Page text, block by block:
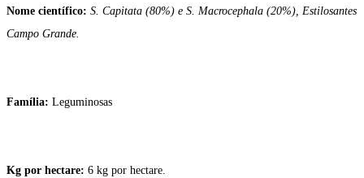
Nome científico: S. Capitata (80%) e S. Macrocephala (20%), Estilosantes
Campo Grande.
Família: Leguminosas
Kg por hectare: 6 kg por hectare.